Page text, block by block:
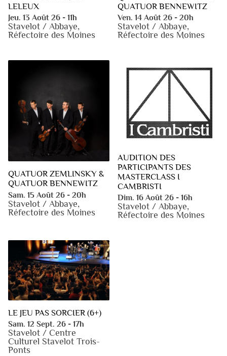
LELEUX
Jeu. 13 Août 26 - 11h
Stavelot / Abbaye,
Réfectoire des Moines
QUATUOR BENNEWITZ
Ven. 14 Août 26 - 20h
Stavelot / Abbaye,
Réfectoire des Moines
QUATUOR ZEMLINSKY &
QUATUOR BENNEWITZ
Sam. 15 Août 26 - 20h
Stavelot / Abbaye,
Réfectoire des Moines
AUDITION DES
PARTICIPANTS DES
MASTERCLASS I
CAMBRISTI
Dim. 16 Août 26 - 16h
Stavelot / Abbaye,
Réfectoire des Moines
LE JEU PAS SORCIER (6+)
Sam. 12 Sept. 26 - 17h
Stavelot / Centre
Culturel Stavelot Trois-
Ponts